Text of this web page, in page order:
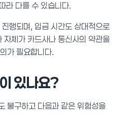
라 다를 수 있습니다.
행되며, 입금 시간도 상대적으로
자체가 카드사나 통신사의 약관을
가 필요합니다.
있나요?
불구하고 다음과 같은 위험성을